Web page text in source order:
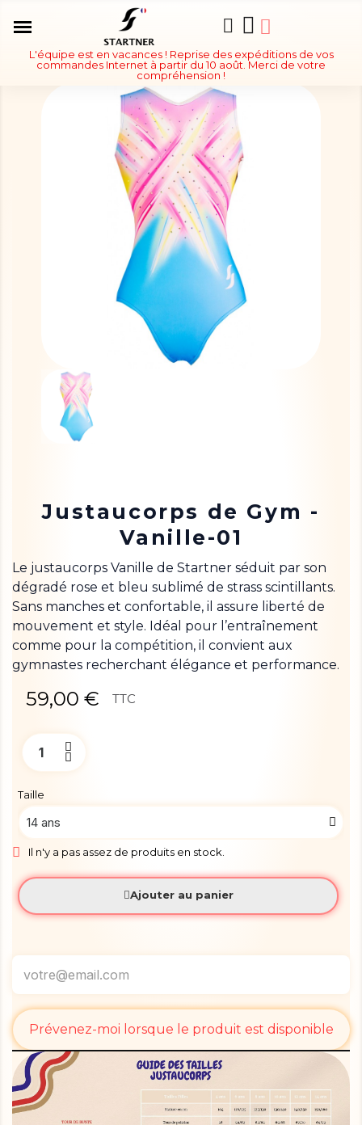
L'équipe est en vacances ! Reprise des expéditions de vos
commandes Internet à partir du 10 août. Merci de votre
compréhension !
Justaucorps de Gym -
Vanille-01
Le justaucorps Vanille de Startner séduit par son
dégradé rose et bleu sublimé de strass scintillants.
Sans manches et confortable, il assure liberté de
mouvement et style. Idéal pour l’entraînement
comme pour la compétition, il convient aux
gymnastes recherchant élégance et performance.
59,00 € TTC
Taille
Il n'y a pas assez de produits en stock.
Ajouter au panier
Prévenez-moi lorsque le produit est disponible